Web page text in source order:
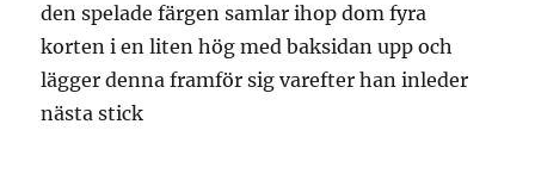
den spelade färgen samlar ihop dom fyra
korten i en liten hög med baksidan upp och
lägger denna framför sig varefter han inleder
nästa stick